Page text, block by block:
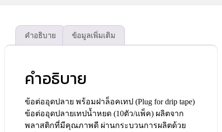
คำอธิบาย ข้อมูลเพิ่มเติม
คำอธิบาย
ข้อต่ออุดปลาย พร้อมฝาล็อคเทป (Plug for drip tape)
ข้อต่ออุดปลายเทปน้ำหยด (10ตัว/แพ็ค) ผลิตจาก
พลาสติกที่มีคุณภาพดี ผ่านกระบวนการผลิตด้วย